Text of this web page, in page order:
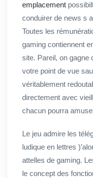
emplacement
conduirer de news s
Toutes les
gaming contiennent
site. Pareil, on gagne
votre point de vue
véritablement
directement avec
chacun pourra
Le jeu admire les
ludique en lettres
attelles de gaming.
le concept des